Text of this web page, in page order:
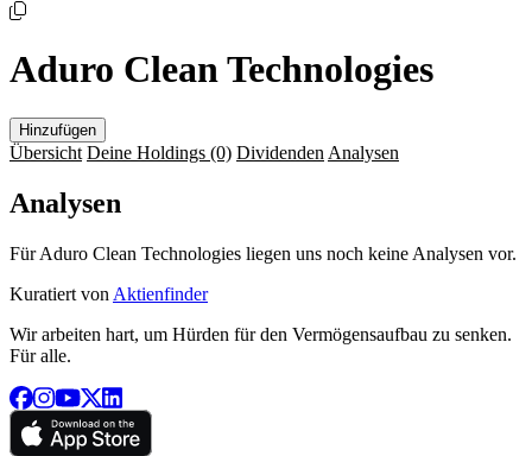
Aduro Clean Technologies
Hinzufügen
Übersicht Deine Holdings (0) Dividenden Analysen
Analysen
Für Aduro Clean Technologies liegen uns noch keine Analysen vor.
Kuratiert von Aktienfinder
Wir arbeiten hart, um Hürden für den Vermögensaufbau zu senken.
Für alle.